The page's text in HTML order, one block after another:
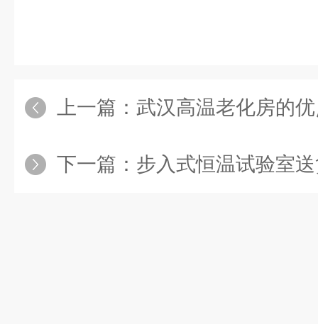
上一篇： 武汉高温老化房的
下一篇： 步入式恒温试验室